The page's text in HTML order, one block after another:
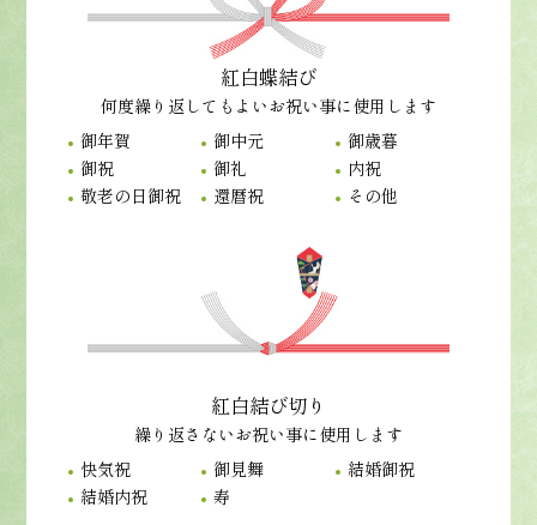
紅白蝶結び
何度繰り返してもよいお祝い事に使用します
御年賀
御中元
御歳暮
御祝
御礼
内祝
敬老の日御祝
還暦祝 その他
紅白結び切り
繰り返さないお祝い事に使用します
快気祝
御見舞
結婚御祝
結婚内祝
寿